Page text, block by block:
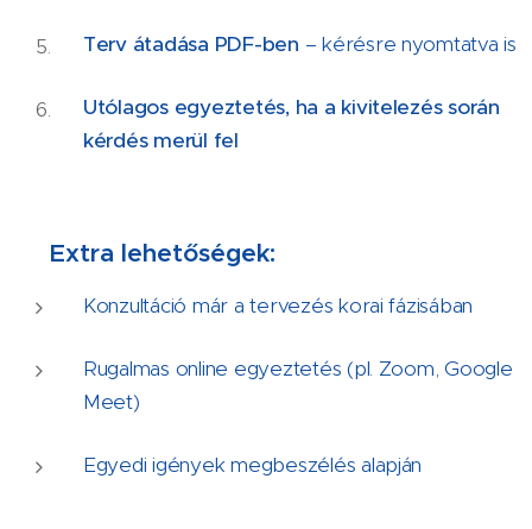
Terv átadása PDF-ben – kérésre nyomtatva is
Utólagos egyeztetés, ha a kivitelezés során
kérdés merül fel
Extra lehetőségek:
Konzultáció már a tervezés korai fázisában
Rugalmas online egyeztetés (pl. Zoom, Google
Meet)
Egyedi igények megbeszélés alapján